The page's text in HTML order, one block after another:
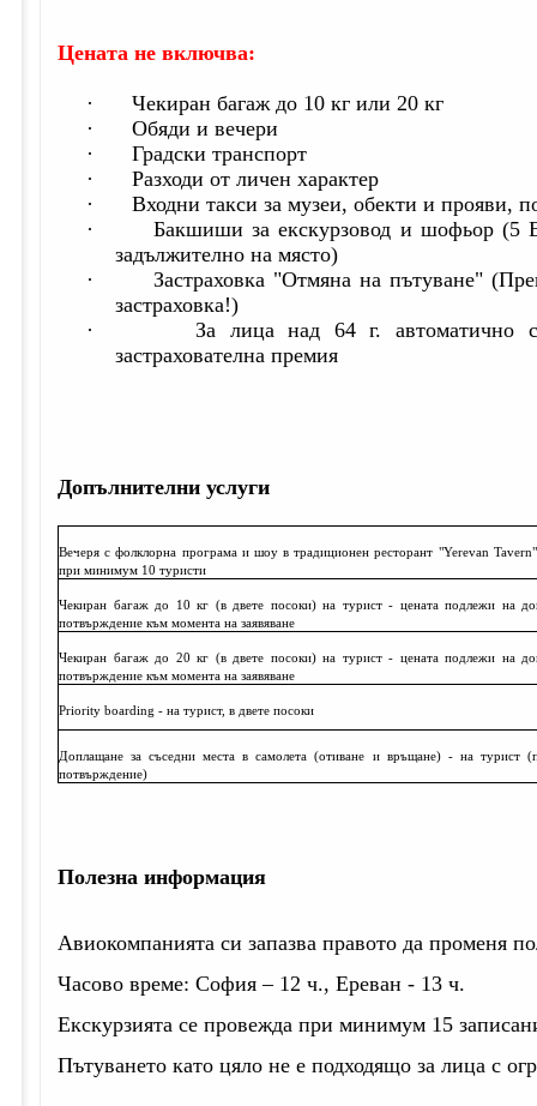
Цената не включва:
·
Чекиран багаж до 10 кг или 20 кг
·
Обяди и вечери
·
Градски транспорт
·
Разходи от личен характер
·
Входни такси за музеи, обекти и прояви,
·
Бакшиши за екскурзовод и шофьор (5
задължително на място)
·
Застраховка "Отмяна на пътуване"
застраховка!)
·
За лица над 64 г. автоматично
застрахователна премия
Допълнителни услуги
Вечеря с фолклорна програма и шоу в традиционен ресторант "Yerevan
при минимум 10 туристи
Чекиран багаж до 10 кг (в двете посоки) на турист - цената подлежи на
потвърждение към момента на заявяване
Чекиран багаж до 20 кг (в двете посоки) на турист - цената подлежи на
потвърждение към момента на заявяване
Priority boarding - на турист, в двете посоки
Доплащане за съседни места в самолета (отиване и връщане) - на турист
потвърждение)
Полезна информация
Авиокомпанията си запазва правото да променя
Часово време: София – 12 ч., Ереван - 13 ч.
Екскурзията се провежда при минимум 15
Пътуването като цяло не е подходящо за лица с